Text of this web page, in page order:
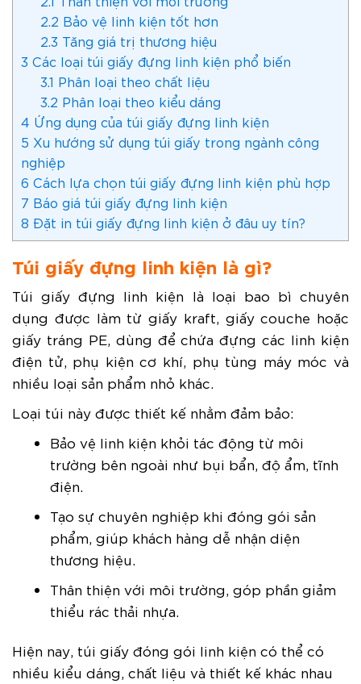
2.2 Bảo vệ linh kiện tốt hơn
2.3 Tăng giá trị thương hiệu
3 Các loại túi giấy đựng linh kiện phổ biến
3.1 Phân loại theo chất liệu
3.2 Phân loại theo kiểu dáng
4 Ứng dụng của túi giấy đựng linh kiện
5 Xu hướng sử dụng túi giấy trong ngành công
nghiệp
6 Cách lựa chọn túi giấy đựng linh kiện phù hợp
7 Báo giá túi giấy đựng linh kiện
8 Đặt in túi giấy đựng linh kiện ở đâu uy tín?
Túi giấy đựng linh kiện là gì?
Túi giấy đựng linh kiện là loại bao bì chuyên
dụng được làm từ giấy kraft, giấy couche hoặc
giấy tráng PE, dùng để chứa đựng các linh kiện
điện tử, phụ kiện cơ khí, phụ tùng máy móc và
nhiều loại sản phẩm nhỏ khác.
Loại túi này được thiết kế nhằm đảm bảo:
Bảo vệ linh kiện khỏi tác động từ môi
trường bên ngoài như bụi bẩn, độ ẩm, tĩnh
điện.
Tạo sự chuyên nghiệp khi đóng gói sản
phẩm, giúp khách hàng dễ nhận diện
thương hiệu.
Thân thiện với môi trường, góp phần giảm
thiểu rác thải nhựa.
Hiện nay, túi giấy đóng gói linh kiện có thể có
nhiều kiểu dáng, chất liệu và thiết kế khác nhau